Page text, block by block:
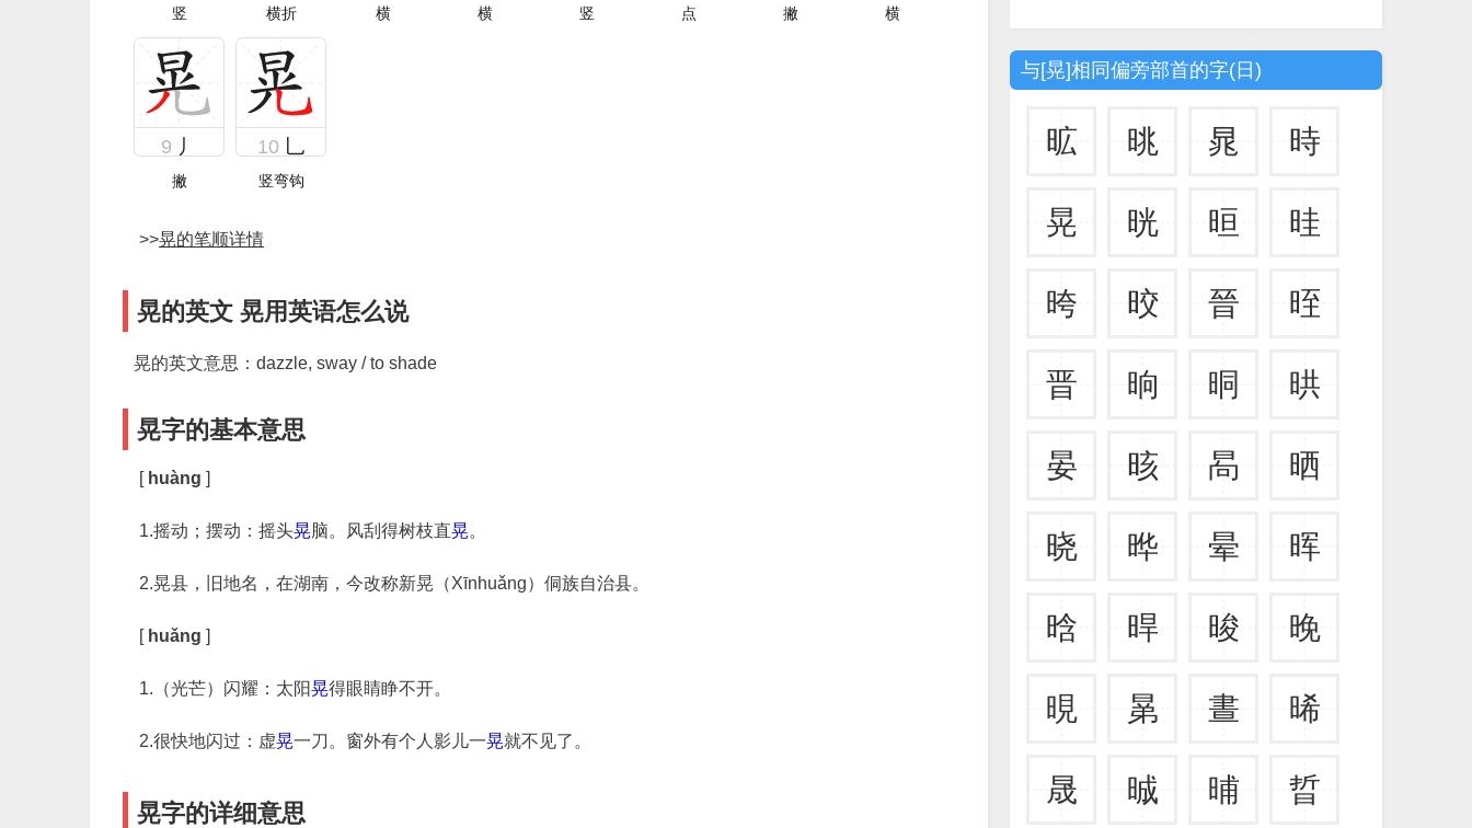
竖 横折 横 横 竖 点 撇 横
9 丿
撇
10 乚
竖弯钩
>>晃的笔顺详情
晃的英文 晃用英语怎么说
晃的英文意思：dazzle, sway / to shade
晃字的基本意思
[ huàng ]
1.摇动；摆动 ：摇头晃脑。风刮得树枝直晃。
2.晃县，旧地名，在湖南，今改称新晃（Xīnhuǎng）侗族自治县。
[ huǎng ]
1.（光芒）闪耀 ：太阳晃得眼睛睁不开。
2.很快地闪过 ：虚晃一刀。窗外有个人影儿一晃就不见了。
晃字的详细意思
与[晃]相同偏旁部首的字(日)
昿 晀 晁 時
晃 晄 晅 晆
晇 晈 晉 晊
晋 晌 晍 晎
晏 晐 晑 晒
晓 晔 晕 晖
晗 晘 晙 晚
晛 晜 晝 晞
晟 晠 晡 晢